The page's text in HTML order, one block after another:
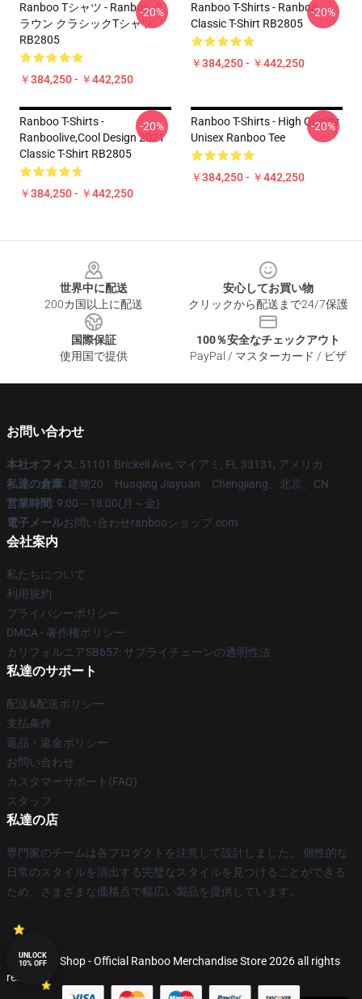
Ranboo Tシャツ - Ranboo ク
ラウン クラシックTシャツ
RB2805
￥384,250 - ￥442,250
-20%
Ranboo T-Shirts - Ranboo
Classic T-Shirt RB2805
￥384,250 - ￥442,250
-20%
Ranboo T-Shirts -
Ranboolive,cool Design 2021
Classic T-Shirt RB2805
￥384,250 - ￥442,250
-20%
Ranboo T-Shirts - High Quality
Unisex Ranboo Tee
￥384,250 - ￥442,250
-20%
世界中に配送
200カ国以上に配送
安心してお買い物
クリックから配送まで24/7保護
国際保証
使用国で提供
100％安全なチェックアウト
PayPal / マスターカード / ビザ
お問い合わせ
本社オフィス: 51101 Brickell Ave, マイアミ, FL 33131, アメリカ
私達の倉庫: 建物20、Huaqing Jiayuan、Chengjiang、北京、CN
営業時間: 9:00～18:00(月～金)
電子メールお問い合わせranbooショップ.com
会社案内
私たちについて
利用規約
プライバシーポリシー
DMCA - 著作権ポリシー
カリフォルニアSB657: サプライチェーンの透明性法
私達のサポート
配送&配送ポリシー
支払条件
返品・返金ポリシー
お問い合わせ
カスタマーサポート(FAQ)
スタッフ
私達の店
専門家のチームは各プロダクトを注意して設計しました。 個性的な
日常のスタイルを演出する完璧なスタイルを見つけることができる
ため、さまざまな価格点で幅広い製品を提供しています。
© Ranboo Shop - Official Ranboo Merchandise Store 2026 all rights
reserved
UNLOCK
10% OFF